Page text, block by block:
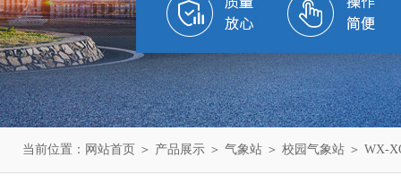
当前位置： 网站首页 ＞ 产品展示 ＞ 气象站 ＞ 校园气象站 ＞ WX-